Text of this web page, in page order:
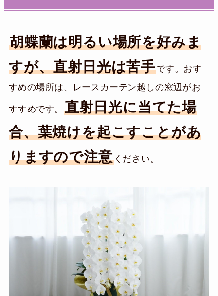
胡蝶蘭は明るい場所を好みま
すが、直射日光は苦手です。おす
すめの場所は、レースカーテン越しの窓辺がお
すすめです。 直射日光に当てた場
合、葉焼けを起こすことがあ
りますので注意ください。